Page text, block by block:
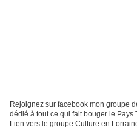
Rejoignez sur facebook mon groupe
dédié à tout ce qui fait bouger le
Lien vers le groupe Culture en